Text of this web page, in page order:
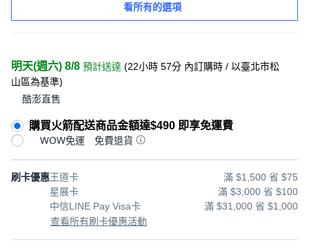
看所有的選項
明天(週六) 8/8 預計送達 (22小時 57分 內訂購時 / 以臺北市松
山區為基準)
酷澎直售
購買火箭配送商品金額達$490 即享免運費
WOW免運 免費退貨
刷卡優惠王道卡
滿 $1,500 省 $75
星展卡
滿 $3,000 省 $100
中信LINE Pay Visa卡
滿 $31,000 省 $1,000
查看所有刷卡優惠活動